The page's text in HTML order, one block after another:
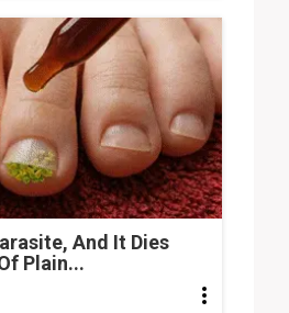
And It Dies
Plain...